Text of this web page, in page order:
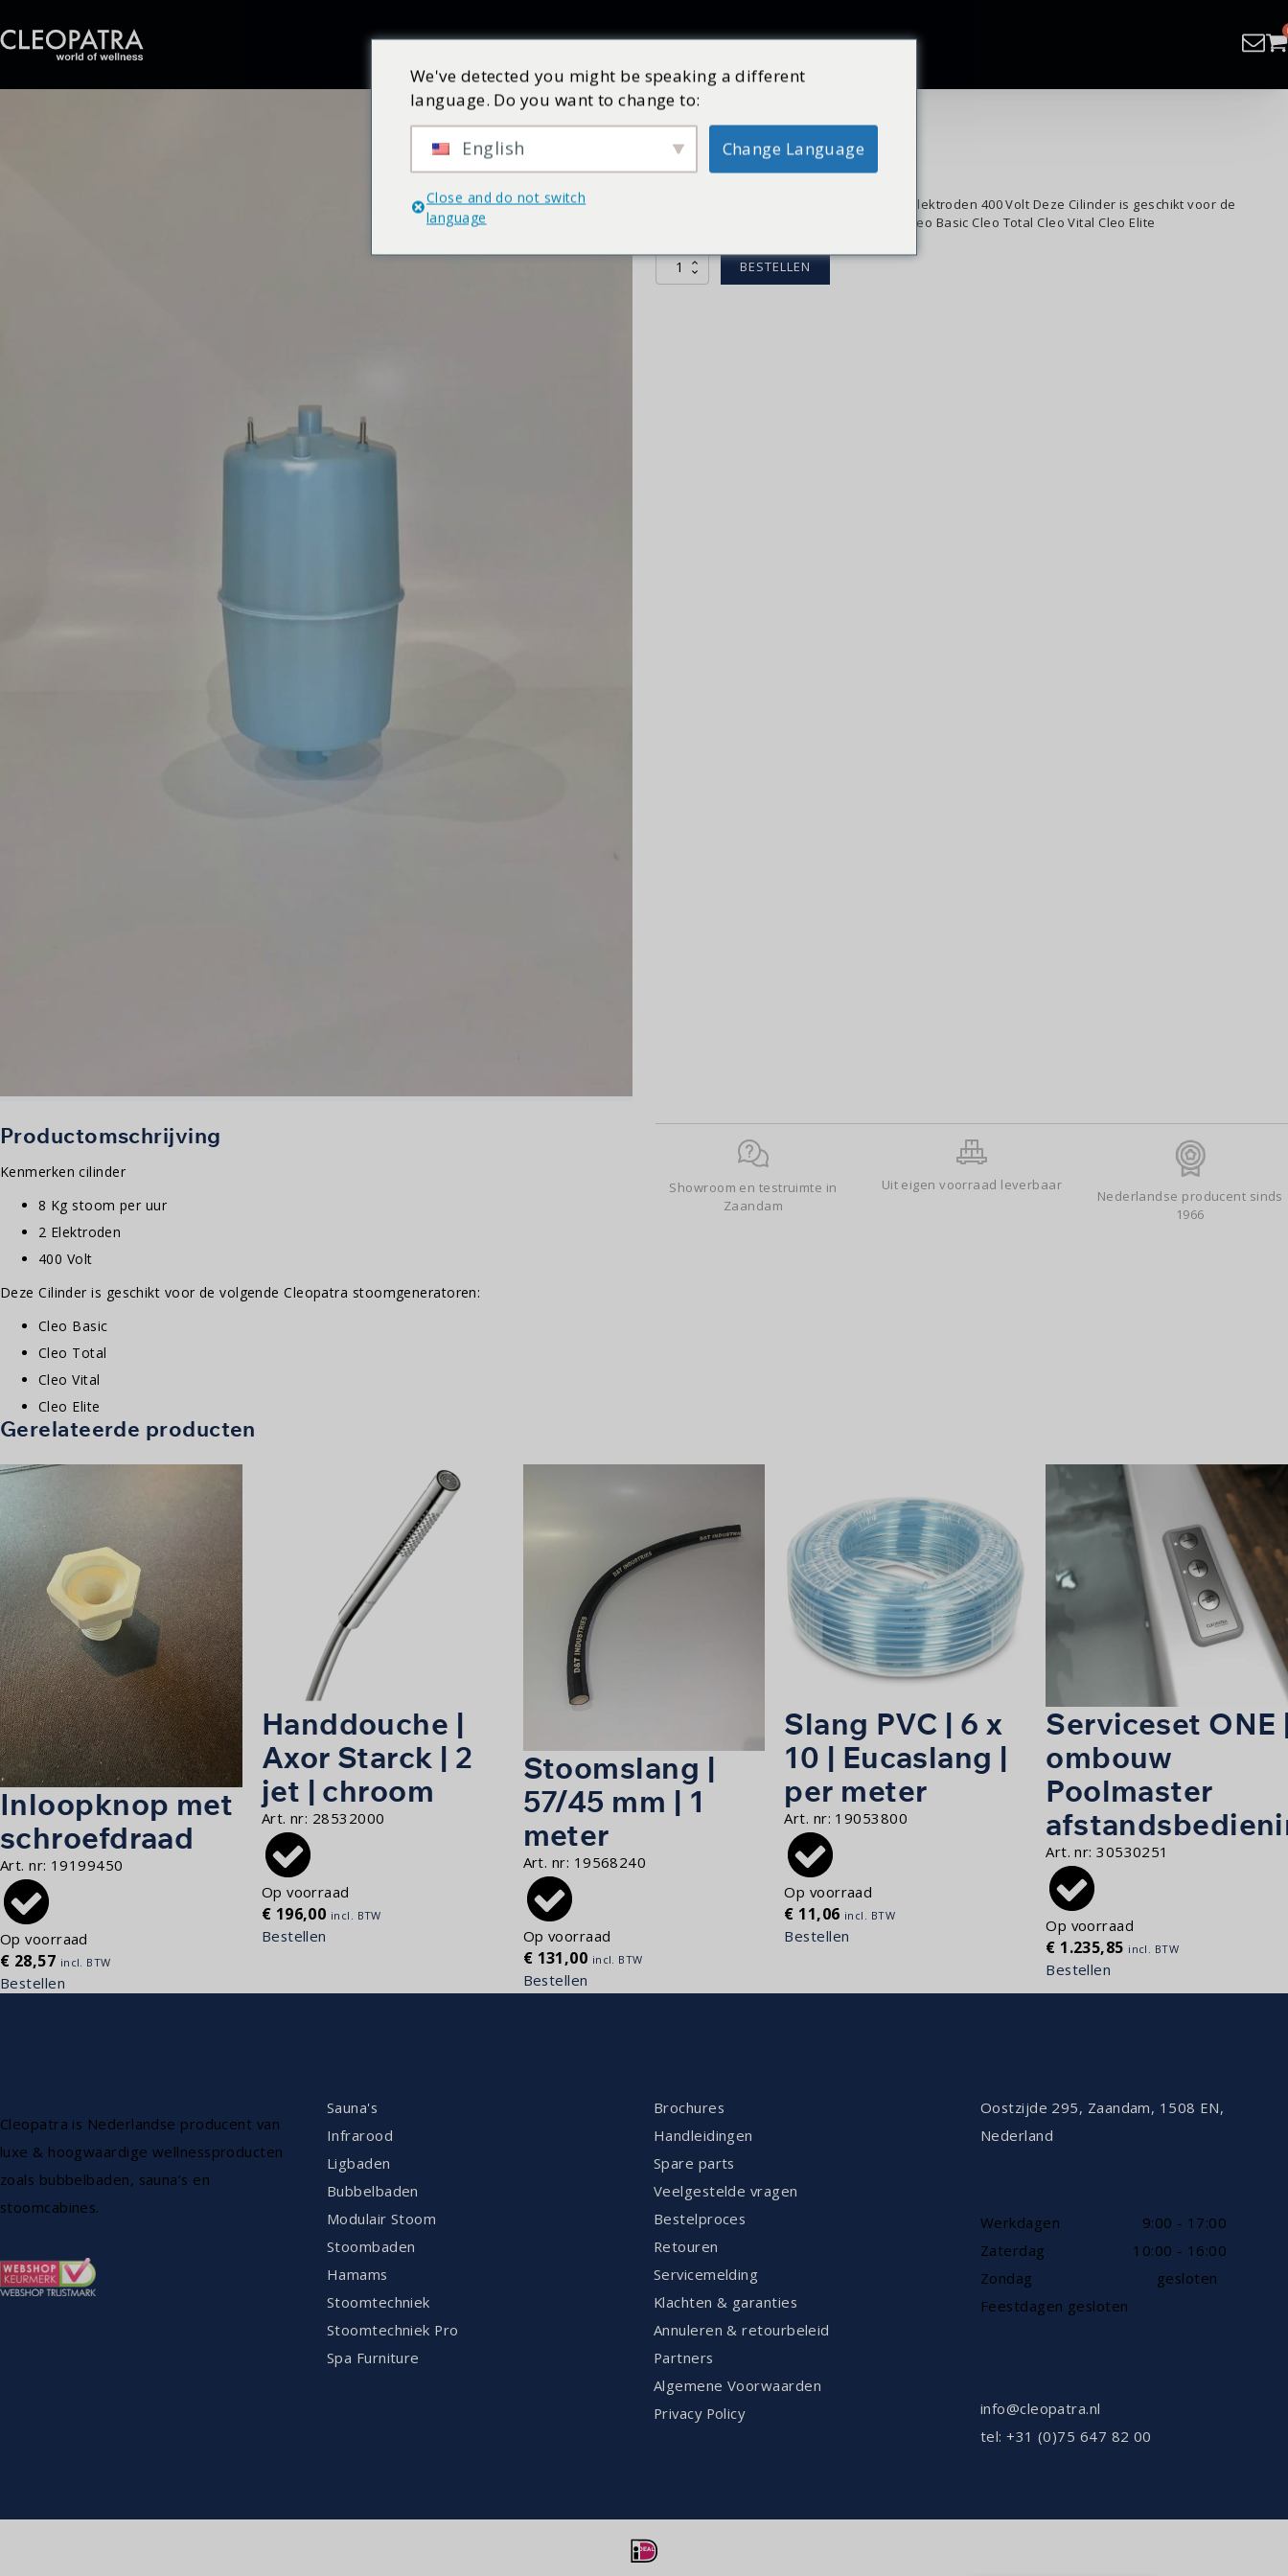
ProductenInspiratieCatalogusServiceShop
Cilinder 824
Art nr:16291301 Op voorraad
€172,24 incl. BTW
Kenmerken cilinder 8 Kg stoom per uur 2 Elektroden 400 Volt Deze Cilinder is geschikt voor de
volgende Cleopatra stoomgeneratoren: Cleo Basic Cleo Total Cleo Vital Cleo Elite
Cilinder
824
BESTELLEN
Productomschrijving
Kenmerken cilinder
8 Kg stoom per uur
2 Elektroden
400 Volt
Deze Cilinder is geschikt voor de volgende Cleopatra stoomgeneratoren:
Cleo Basic
Cleo Total
Cleo Vital
Cleo Elite
Showroom en testruimte in
Zaandam
Uit eigen voorraad leverbaar
Nederlandse producent sinds
1966
Gerelateerde producten
Inloopknop met
schroefdraad
Art. nr: 19199450
Op voorraad
€ 28,57 incl. BTW
Bestellen
Handdouche |
Axor Starck | 2
jet | chroom
Art. nr: 28532000
Op voorraad
€ 196,00 incl. BTW
Bestellen
Stoomslang |
57/45 mm | 1
meter
Art. nr: 19568240
Op voorraad
€ 131,00 incl. BTW
Bestellen
Slang PVC | 6 x
10 | Eucaslang |
per meter
Art. nr: 19053800
Op voorraad
€ 11,06 incl. BTW
Bestellen
Serviceset ONE
ombouw
Poolmaster
Art. nr:30530251
Op voorraad
€ 1.235,85 incl. BTW
Bestellen
Cleopatra is Nederlandse producent van
luxe & hoogwaardige wellnessproducten
zoals bubbelbaden, sauna’s en
stoomcabines.
Sauna's
Infrarood
Ligbaden
Bubbelbaden
Modulair Stoom
Stoombaden
Hamams
Stoomtechniek
Stoomtechniek Pro
Spa Furniture
Brochures
Handleidingen
Spare parts
Veelgestelde vragen
Bestelproces
Retouren
Servicemelding
Klachten & garanties
Annuleren & retourbeleid
Partners
Algemene Voorwaarden
Privacy Policy
Oostzijde 295, Zaandam, 1508 EN,
Nederland
Werkdagen
9:00 - 17:00
Zaterdag
10:00 - 16:00
Zondag
gesloten
Feestdagen gesloten
info@cleopatra.nl
tel: +31 (0)75 647 82 00
We've detected you might be speaking a different
language. Do you want to change to:
English Change Language
Close and do not switch
language